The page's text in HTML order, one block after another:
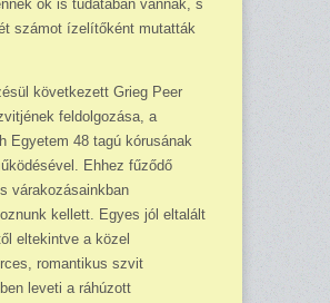
ők is tudatában vannak, s
számot ízelítőként mutatták
következett Grieg Peer
feldolgozása, a
Egyetem 48 tagú kórusának
Ehhez fűződő
várakozá­sainkban
kel­lett. Egyes jól eltalált
eltekintve a közel
romantikus szvit
leveti a ráhúzott